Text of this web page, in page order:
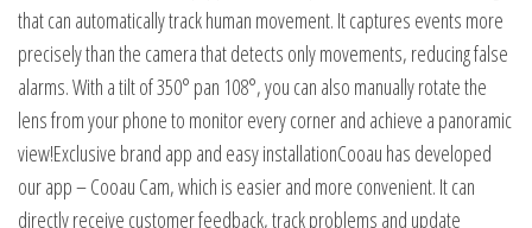
that can automatically track human movement. It captures events more
precisely than the camera that detects only movements, reducing false
alarms. With a tilt of 350° pan 108°, you can also manually rotate the
lens from your phone to monitor every corner and achieve a panoramic
view!Exclusive brand app and easy installationCooau has developed
our app – Cooau Cam, which is easier and more convenient. It can
directly receive customer feedback, track problems and update